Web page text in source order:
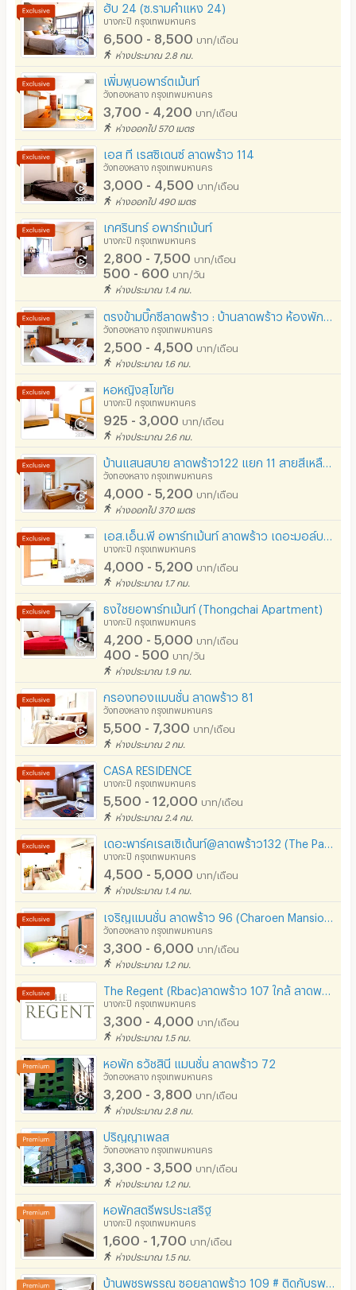
ฮับ 24 (ซ.รามคำแหง 24)
บางกะปิ กรุงเทพมหานคร
6,500 - 8,500 บาท/เดือน
ห่างประมาณ 2.8 กม.
เพิ่มพูน​อพาร์ตเม้นท์​
วังทองหลาง กรุงเทพมหานคร
3,700 - 4,200 บาท/เดือน
ห่างออกไป 570 เมตร
เอส ที เรสซิเดนซ์ ลาดพร้าว 114
วังทองหลาง กรุงเทพมหานคร
3,000 - 4,500 บาท/เดือน
ห่างออกไป 490 เมตร
เกศรินทร์ อพาร์ทเม้นท์
บางกะปิ กรุงเทพมหานคร
2,800 - 7,500 บาท/เดือน
500 - 600 บาท/วัน
ห่างประมาณ 1.4 กม.
วังทองหลาง กรุงเทพมหานคร
2,500 - 4,500 บาท/เดือน
ห่างประมาณ 1.6 กม.
หอหญิงสุโขทัย
บางกะปิ กรุงเทพมหานคร
925 - 3,000 บาท/เดือน
ห่างประมาณ 2.6 กม.
วังทองหลาง กรุงเทพมหานคร
4,000 - 5,200 บาท/เดือน
ห่างออกไป 370 เมตร
บางกะปิ กรุงเทพมหานคร
4,000 - 5,200 บาท/เดือน
ห่างประมาณ 1.7 กม.
ธงไชยอพาร์ทเม้นท์ (Thongchai Apartment)
บางกะปิ กรุงเทพมหานคร
4,200 - 5,000 บาท/เดือน
400 - 500 บาท/วัน
ห่างประมาณ 1.9 กม.
กรองทองแมนชั่น ลาดพร้าว 81
วังทองหลาง กรุงเทพมหานคร
5,500 - 7,300 บาท/เดือน
ห่างประมาณ 2 กม.
CASA RESIDENCE
บางกะปิ กรุงเทพมหานคร
5,500 - 12,000 บาท/เดือน
ห่างประมาณ 2.4 กม.
บางกะปิ กรุงเทพมหานคร
4,500 - 5,000 บาท/เดือน
ห่างประมาณ 1.4 กม.
วังทองหลาง กรุงเทพมหานคร
3,300 - 6,000 บาท/เดือน
ห่างประมาณ 1.2 กม.
บางกะปิ กรุงเทพมหานคร
3,300 - 4,000 บาท/เดือน
ห่างประมาณ 1.5 กม.
หอพัก ธวัชสินี แมนชั่น ลาดพร้าว 72
วังทองหลาง กรุงเทพมหานคร
3,200 - 3,800 บาท/เดือน
ห่างประมาณ 2.8 กม.
ปริญญาเพลส
วังทองหลาง กรุงเทพมหานคร
3,300 - 3,500 บาท/เดือน
ห่างประมาณ 1.2 กม.
หอพักสตรีพรประเสริฐ
บางกะปิ กรุงเทพมหานคร
1,600 - 1,700 บาท/เดือน
ห่างประมาณ 1.5 กม.